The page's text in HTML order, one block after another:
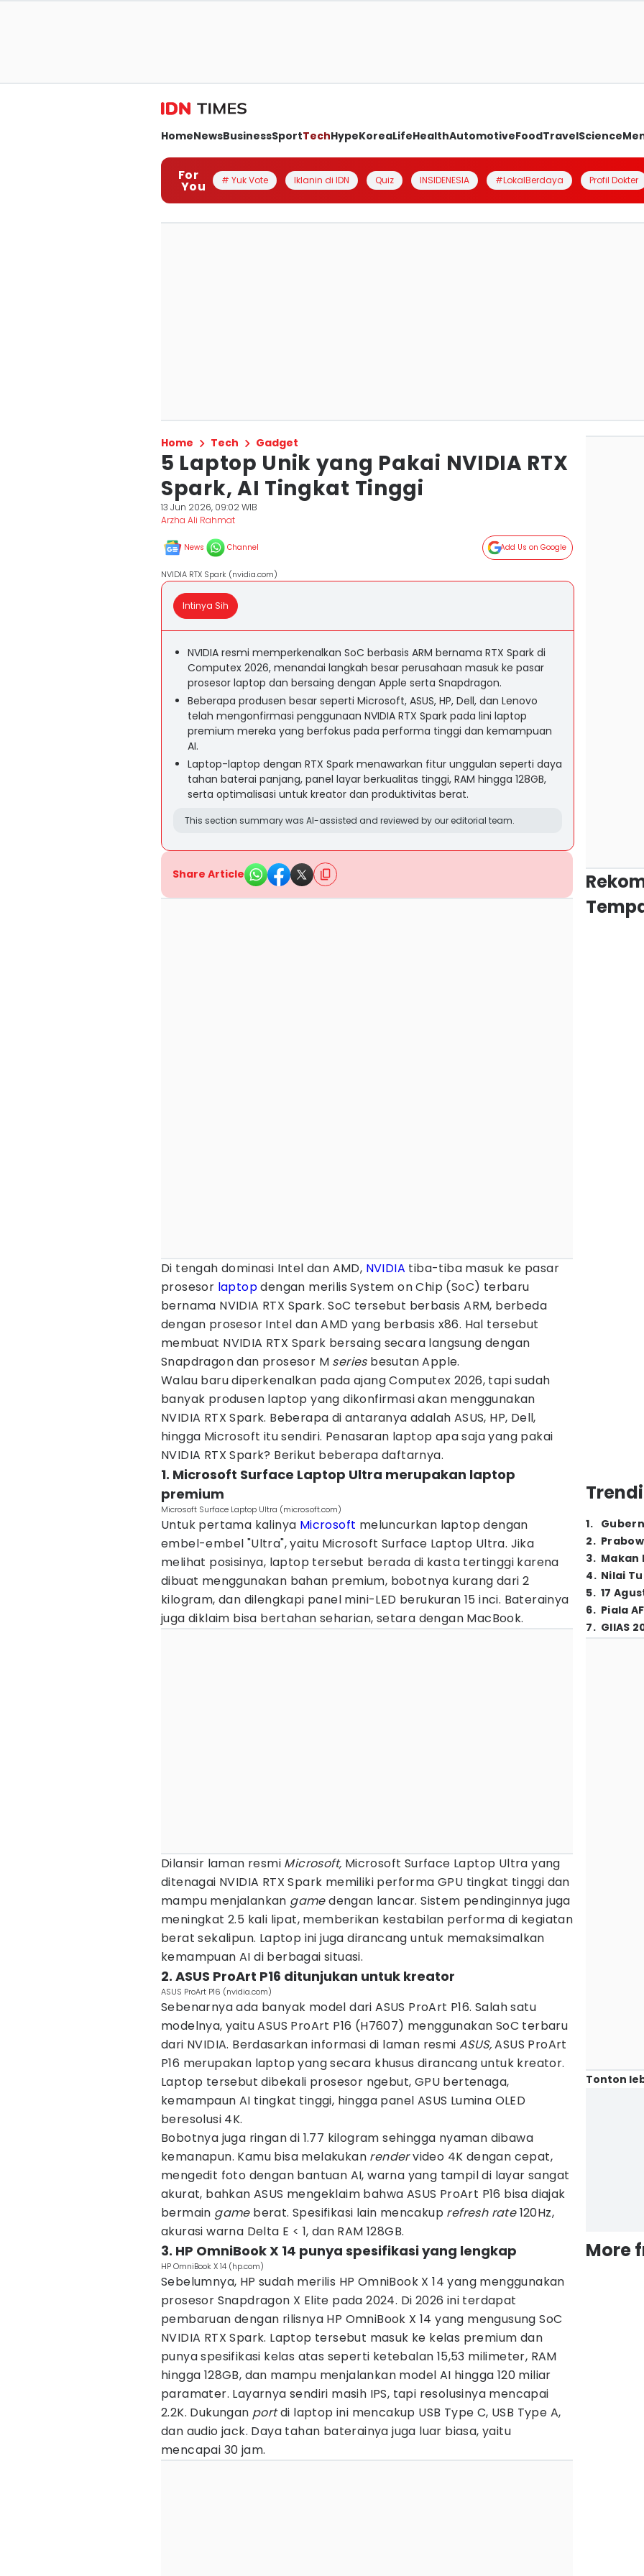
HomeNewsBusinessSportTechHypeKoreaLifeHealthAutomotiveFoodTravelScience
For
You # Yuk Vote Iklanin di IDN Quiz INSIDENESIA #LokalBerdaya Profil Dokter
Home Tech Gadget
5 Laptop Unik yang Pakai NVIDIA RTX
Spark, AI Tingkat Tinggi
13 Jun 2026, 09:02 WIB
Arzha Ali Rahmat
News Channel Add Us on Google
NVIDIA RTX Spark (nvidia.com)
Intinya Sih
NVIDIA resmi memperkenalkan SoC berbasis ARM bernama RTX Spark di
Computex 2026, menandai langkah besar perusahaan masuk ke pasar
prosesor laptop dan bersaing dengan Apple serta Snapdragon.
Beberapa produsen besar seperti Microsoft, ASUS, HP, Dell, dan Lenovo
telah mengonfirmasi penggunaan NVIDIA RTX Spark pada lini laptop
premium mereka yang berfokus pada performa tinggi dan kemampuan
AI.
Laptop-laptop dengan RTX Spark menawarkan fitur unggulan seperti daya
tahan baterai panjang, panel layar berkualitas tinggi, RAM hingga 128GB,
serta optimalisasi untuk kreator dan produktivitas berat.
This section summary was AI-assisted and reviewed by our editorial team.
Share Article
Di tengah dominasi Intel dan AMD, NVIDIA tiba-tiba masuk ke pasar
prosesor laptopdengan merilis System on Chip (SoC) terbaru
bernama NVIDIA RTX Spark. SoC tersebut berbasis ARM, berbeda
dengan prosesor Intel dan AMD yang berbasis x86. Hal tersebut
membuat NVIDIA RTX Spark bersaing secara langsung dengan
Snapdragon dan prosesor M seriesbesutan Apple.
Walau baru diperkenalkan pada ajang Computex 2026, tapi sudah
banyak produsen laptop yang dikonfirmasi akan menggunakan
NVIDIA RTX Spark. Beberapa di antaranya adalah ASUS, HP, Dell,
hingga Microsoft itu sendiri. Penasaran laptop apa saja yang pakai
NVIDIA RTX Spark? Berikut beberapa daftarnya.
1. Microsoft Surface Laptop Ultra merupakan laptop
premium
Microsoft Surface Laptop Ultra (microsoft.com)
Untuk pertama kalinya Microsoft meluncurkan laptop dengan
embel-embel "Ultra", yaitu Microsoft Surface Laptop Ultra. Jika
melihat posisinya, laptop tersebut berada di kasta tertinggi karena
dibuat menggunakan bahan premium, bobotnya kurang dari 2
kilogram, dan dilengkapi panel mini-LED berukuran 15 inci. Baterainya
juga diklaim bisa bertahan seharian, setara dengan MacBook.
Dilansir laman resmi Microsoft, Microsoft Surface Laptop Ultra yang
ditenagai NVIDIA RTX Spark memiliki performa GPU tingkat tinggi dan
mampu menjalankan gamedengan lancar. Sistem pendinginnya juga
meningkat 2.5 kali lipat, memberikan kestabilan performa di kegiatan
berat sekalipun. Laptop ini juga dirancang untuk memaksimalkan
kemampuan AI di berbagai situasi.
2. ASUS ProArt P16 ditunjukan untuk kreator
ASUS ProArt P16 (nvidia.com)
Sebenarnya ada banyak model dari ASUS ProArt P16. Salah satu
modelnya, yaitu ASUS ProArt P16 (H7607) menggunakan SoC terbaru
dari NVIDIA. Berdasarkan informasi di laman resmi ASUS,ASUS ProArt
P16 merupakan laptop yang secara khusus dirancang untuk kreator.
Laptop tersebut dibekali prosesor ngebut, GPU bertenaga,
kemampaun AI tingkat tinggi, hingga panel ASUS Lumina OLED
beresolusi 4K.
Bobotnya juga ringan di 1.77 kilogram sehingga nyaman dibawa
kemanapun. Kamu bisa melakukan rendervideo 4K dengan cepat,
mengedit foto dengan bantuan AI, warna yang tampil di layar sangat
akurat, bahkan ASUS mengeklaim bahwa ASUS ProArt P16 bisa diajak
bermain game berat. Spesifikasi lain mencakup refresh rate120Hz,
akurasi warna Delta E < 1, dan RAM 128GB.
3. HP OmniBook X 14 punya spesifikasi yang lengkap
HP OmniBook X 14 (hp.com)
Sebelumnya, HP sudah merilis HP OmniBook X 14 yang menggunakan
prosesor Snapdragon X Elite pada 2024. Di 2026 ini terdapat
pembaruan dengan rilisnya HP OmniBook X 14 yang mengusung SoC
NVIDIA RTX Spark. Laptop tersebut masuk ke kelas premium dan
punya spesifikasi kelas atas seperti ketebalan 15,53 milimeter, RAM
hingga 128GB, dan mampu menjalankan model AI hingga 120 miliar
paramater. Layarnya sendiri masih IPS, tapi resolusinya mencapai
2.2K. Dukungan portdi laptop ini mencakup USB Type C, USB Type A,
dan audio jack. Daya tahan baterainya juga luar biasa, yaitu
mencapai 30 jam.
1.
2.
3. Makan
4. Nilai
5. 17
6. Piala
7. GIIAS
Tonton
More